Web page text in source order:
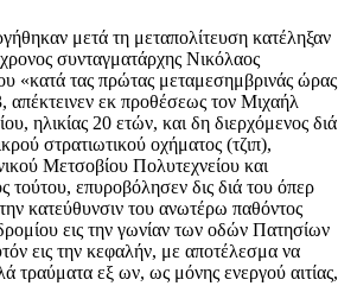
μετά τη μεταπολίτευση κατέληξαν
συνταγματάρχης Νικόλαος
«κατά τας πρώτας μεταμεσημβρινάς ώρας
απέκτεινεν εκ προθέσεως τον Μιχαήλ
ηλικίας 20 ετών, και δη διερχόμενος διά
στρατιωτικού οχήματος (τζιπ),
Μετσοβίου Πολυτεχνείου και
τούτου, επυροβόλησεν δις διά του όπερ
κατεύθυνσιν του ανωτέρω παθόντος
εις την γωνίαν των οδών Πατησίων
εις την κεφαλήν, με αποτέλεσμα να
τραύματα εξ ων, ως μόνης ενεργού αιτίας,